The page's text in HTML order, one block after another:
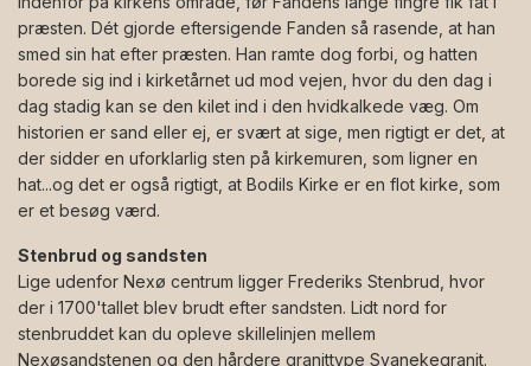
præsten. Dét gjorde eftersigende Fanden så rasende, at han
smed sin hat efter præsten. Han ramte dog forbi, og hatten
borede sig ind i kirketårnet ud mod vejen, hvor du den dag i
dag stadig kan se den kilet ind i den hvidkalkede væg. Om
historien er sand eller ej, er svært at sige, men rigtigt er det, at
der sidder en uforklarlig sten på kirkemuren, som ligner en
hat...og det er også rigtigt, at Bodils Kirke er en flot kirke, som
er et besøg værd.
Stenbrud og sandsten
Lige udenfor Nexø centrum ligger Frederiks Stenbrud, hvor
der i 1700'tallet blev brudt efter sandsten. Lidt nord for
stenbruddet kan du opleve skillelinjen mellem
Nexøsandstenen og den hårdere granittype Svanekegranit.